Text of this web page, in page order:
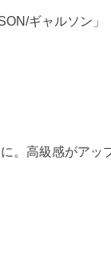
ギャルソン」
。高級感がアッ